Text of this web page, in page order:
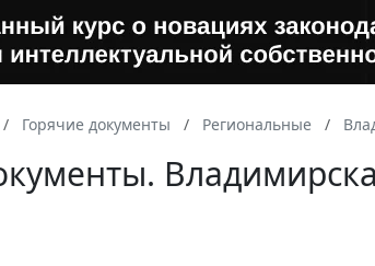
Горячие документы Региональные